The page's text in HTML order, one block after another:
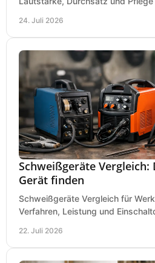
24. Juli 2026
Schweißgeräte Vergleich:
Gerät finden
Schweißgeräte Vergleich für
Verfahren, Leistung und
22. Juli 2026